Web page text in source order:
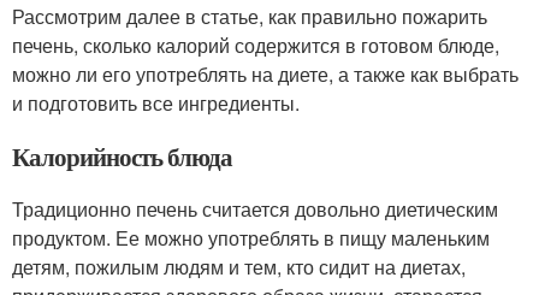
Рассмотрим далее в статье, как правильно пожарить
печень, сколько калорий содержится в готовом блюде,
можно ли его употреблять на диете, а также как выбрать
и подготовить все ингредиенты.
Калорийность блюда
Традиционно печень считается довольно диетическим
продуктом. Ее можно употреблять в пищу маленьким
детям, пожилым людям и тем, кто сидит на диетах,